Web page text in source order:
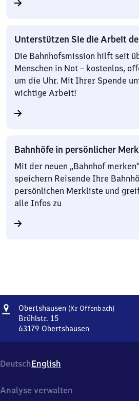
Unterstützen Sie die Arbeit
Die Bahnhofsmission hilft seit
Menschen in Not – kostenlos,
um die Uhr. Mit Ihrer Spende
wichtige Arbeit!
Bahnhöfe in persönlicher
Mit der neuen „Bahnhof
speichern Reisende Ihre
persönlichen Merkliste und
alle Infos zu
Adresse
Obertshausen (Kr Offenbach)
Brühlstr. 15
63179 Obertshausen
Offenbach),
Brühlstr.
6
DeutschEnglish
Analyse verwalten